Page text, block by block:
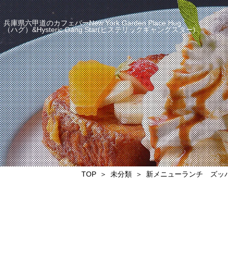
兵庫県六甲道のカフェバーNew York Garden Place Hug
（ハグ）&Hysteric Gang Star(ヒステリックギャングスター)
TOP 未分類 新メニューランチ ズッ